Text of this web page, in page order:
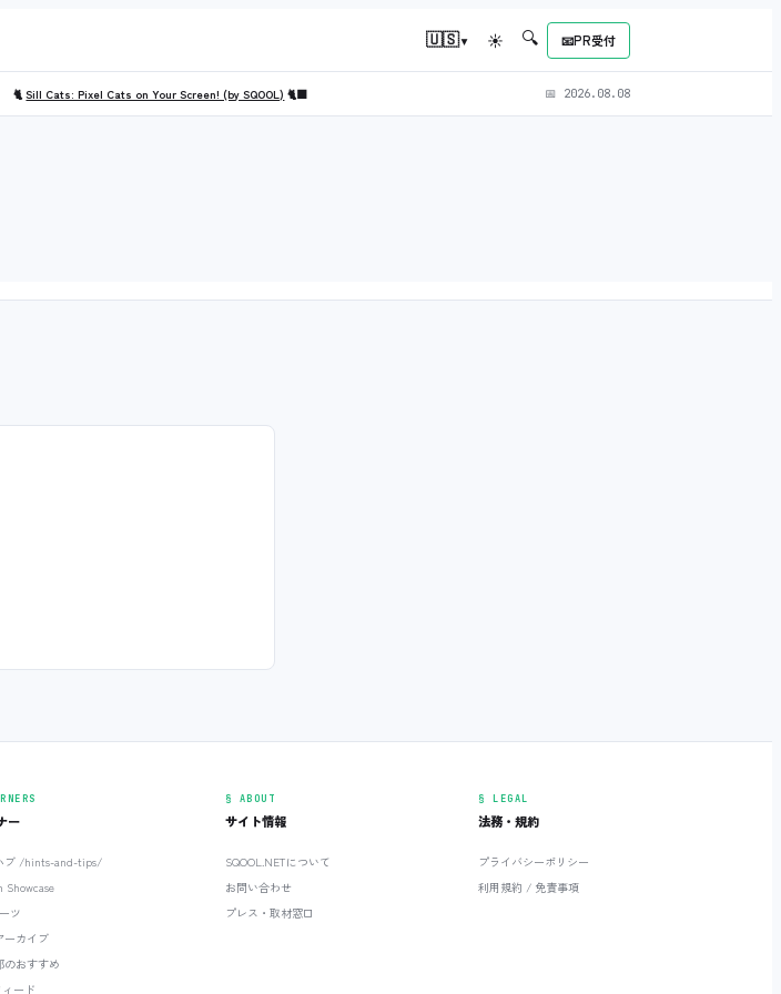
🇺🇸▾ ☀ 🔍 📧PR受付
🐈Sill Cats: Pixel Cats on Your Screen! (by SQOOL) 🐈‍⬛ 📅 2026.08.08
ー
ブ /hints-and-tips/
Showcase
ツ
ーカイブ
のおすすめ
ィード
§ ABOUT
サイト情報
SQOOL.NETについて
お問い合わせ
プレス・取材窓口
§ LEGAL
法務・規約
プライバシーポリシー
利用規約 / 免責事項